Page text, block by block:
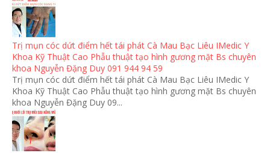
Trị mụn cóc dứt điểm hết tái phát Cà Mau Bạc Liêu IMedic Y
Khoa Kỹ Thuật Cao Phẫu thuật tạo hình gương mặt Bs chuyên
khoa Nguyễn Đặng Duy 091 944 94 59
Trị mụn cóc dứt điểm hết tái phát Cà Mau Bạc Liêu IMedic Y
Khoa Kỹ Thuật Cao Phẫu thuật tạo hình gương mặt Bs chuyên
khoa Nguyễn Đặng Duy 09...